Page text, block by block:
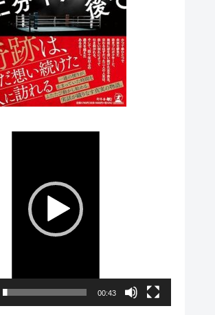
レ
ー
ヤ
00:43